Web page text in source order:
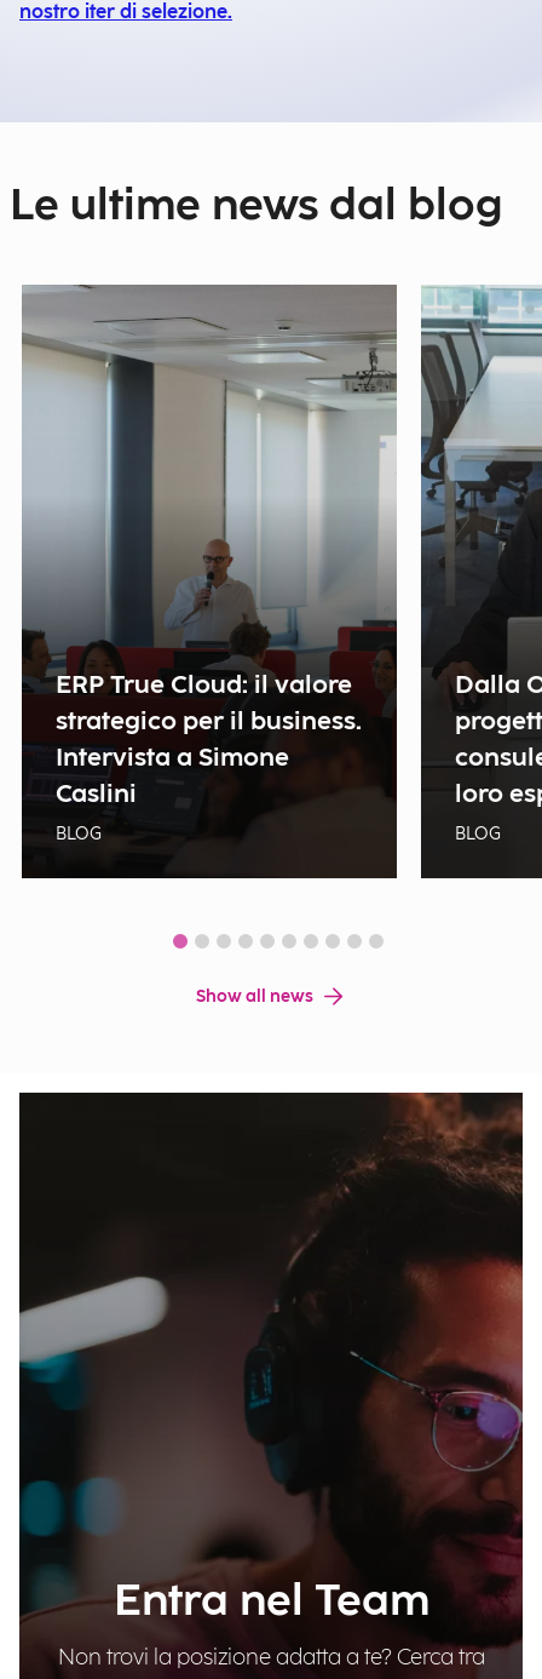
nostro iter di selezione.
Le ultime news dal blog
ERP True Cloud: il valore
strategico per il business.
Intervista a Simone
Caslini
BLOG
Dalla
loro
BLOG
Show all news
Entra nel Team
Non trovi la posizione adatta a te? Cerca tra